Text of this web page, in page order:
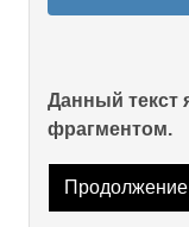
Данный текст
фрагментом.